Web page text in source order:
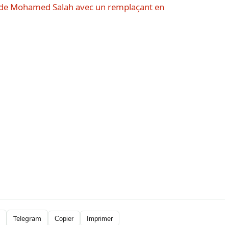
Mohamed Salah avec un remplaçant en
Telegram Copier Imprimer